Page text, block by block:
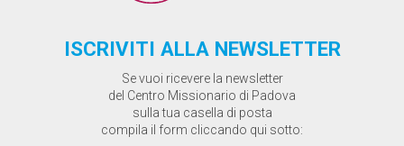
ISCRIVITI ALLA NEWSLETTER
Se vuoi ricevere la newsletter
del Centro Missionario di Padova
sulla tua casella di posta
compila il form cliccando qui sotto: